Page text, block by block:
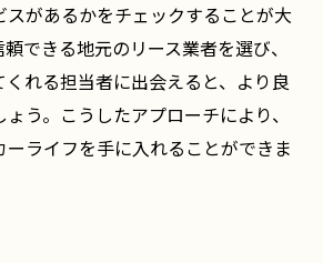
があるかをチェックすることが大
できる地元のリース業者を選び、
れる担当者に出会えると、より良
う。こうしたアプローチにより、
ライフを手に入れることができま